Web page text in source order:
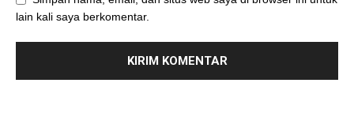
lain kali saya berkomentar.